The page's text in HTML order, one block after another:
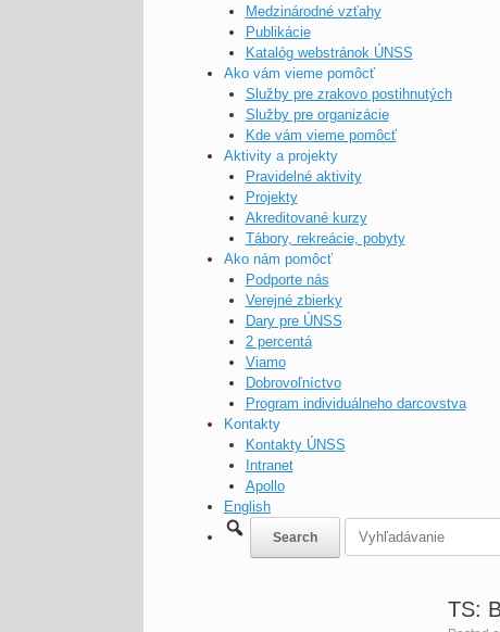
Medzinárodné vzťahy
Publikácie
Katalóg webstránok ÚNSS
Ako vám vieme pomôcť
Služby pre zrakovo postihnutých
Služby pre organizácie
Kde vám vieme pomôcť
Aktivity a projekty
Pravidelné aktivity
Projekty
Akreditované kurzy
Tábory, rekreácie, pobyty
Ako nám pomôcť
Podporte nás
Verejné zbierky
Dary pre ÚNSS
2 percentá
Viamo
Dobrovoľníctvo
Program individuálneho darcovstva
Kontakty
Kontakty ÚNSS
Intranet
Apollo
English
TS: